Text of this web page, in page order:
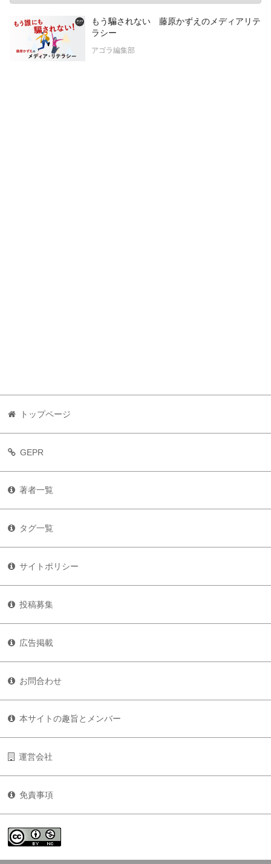
もう騙されない 藤原かずえのメディアリテ
ラシー
アゴラ編集部
トップページ
GEPR
著者一覧
タグ一覧
サイトポリシー
投稿募集
広告掲載
お問合わせ
本サイトの趣旨とメンバー
運営会社
免責事項